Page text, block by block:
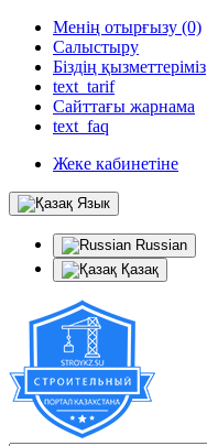
Менің отырғызу (0)
Салыстыру
Біздің қызметтеріміз
text_tarif
Сайттағы жарнама
text_faq
Жеке кабинетіне
Язык
Russian
Қазақ